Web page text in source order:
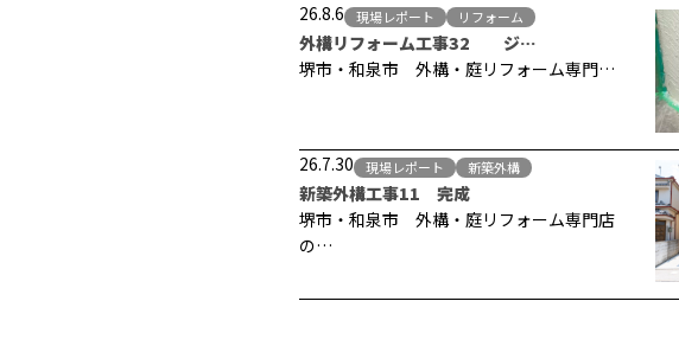
26.8.6 現場レポート リフォーム
外構リフォーム工事32 ジ…
堺市・和泉市 外構・庭リフォーム専門…
26.7.30 現場レポート 新築外構
新築外構工事11 完成
堺市・和泉市 外構・庭リフォーム専門店
の…